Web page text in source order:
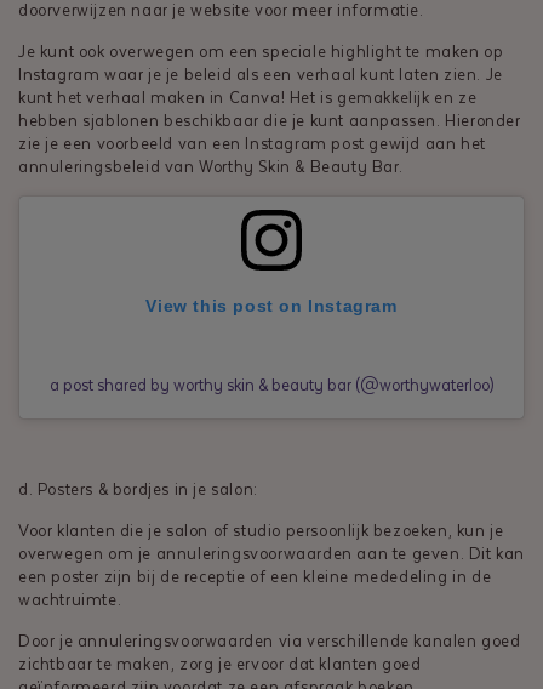
doorverwijzen naar je website voor meer informatie.
Je kunt ook overwegen om een speciale highlight te maken op
Instagram waar je je beleid als een verhaal kunt laten zien. Je
kunt het verhaal maken in Canva! Het is gemakkelijk en ze
hebben sjablonen beschikbaar die je kunt aanpassen. Hieronder
zie je een voorbeeld van een Instagram post gewijd aan het
annuleringsbeleid van Worthy Skin & Beauty Bar.
View this post on Instagram
a post shared by worthy skin & beauty bar (@worthywaterloo)
d. Posters & bordjes in je salon:
Voor klanten die je salon of studio persoonlijk bezoeken, kun je
overwegen om je annuleringsvoorwaarden aan te geven. Dit kan
een poster zijn bij de receptie of een kleine mededeling in de
wachtruimte.
Door je annuleringsvoorwaarden via verschillende kanalen goed
zichtbaar te maken, zorg je ervoor dat klanten goed